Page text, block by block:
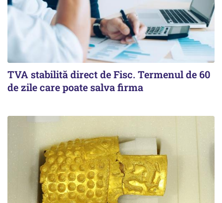
TVA stabilită direct de Fisc. Termenul de 60
de zile care poate salva firma